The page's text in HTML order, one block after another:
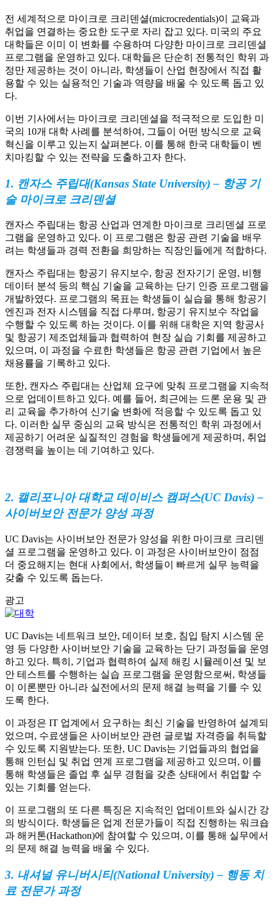
전 세계적으로 마이크로 크리덴셜(microcredentials)이 교육과
취업을 연결하는 중요한 도구로 자리 잡고 있다. 미국의 주요
대학들은 이미 이 변화를 수용하며 다양한 마이크로 크리덴셜
프로그램을 운영하고 있다. 대학들은 단순히 전통적인 학위 과
정만 제공하는 것이 아니라, 학생들이 산업 현장에서 직접 활
용할 수 있는 실용적인 기술과 역량을 배울 수 있도록 돕고 있
다.
이번 기사에서는 마이크로 크리덴셜을 적극적으로 도입한 미
국의 10개 대학 사례를 분석하여, 그들이 어떤 방식으로 교육
혁신을 이루고 있는지 살펴본다. 이를 통해 한국 대학들이 벤
치마킹할 수 있는 전략을 도출하고자 한다.
1. 캔자스 주립대(Kansas State University) – 항공 기
술 마이크로 크리덴셜
캔자스 주립대는 항공 산업과 연계한 마이크로 크리덴셜 프로
그램을 운영하고 있다. 이 프로그램은 항공 관련 기술을 배우
려는 학생들과 경력 전환을 희망하는 직장인들에게 적합하다.
캔자스 주립대는 항공기 유지보수, 항공 전자기기 운영, 비행
데이터 분석 등의 핵심 기술을 교육하는 단기 인증 프로그램을
개발하였다. 프로그램의 목표는 학생들이 실습을 통해 항공기
엔진과 전자 시스템을 직접 다루며, 항공기 유지보수 작업을
수행할 수 있도록 하는 것이다. 이를 위해 대학은 지역 항공사
및 항공기 제조업체들과 협력하여 현장 실습 기회를 제공하고
있으며, 이 과정을 수료한 학생들은 항공 관련 기업에서 높은
채용률을 기록하고 있다.
또한, 캔자스 주립대는 산업체 요구에 맞춰 프로그램을 지속적
으로 업데이트하고 있다. 예를 들어, 최근에는 드론 운용 및 관
리 교육을 추가하여 신기술 변화에 적응할 수 있도록 돕고 있
다. 이러한 실무 중심의 교육 방식은 전통적인 학위 과정에서
제공하기 어려운 실질적인 경험을 학생들에게 제공하며, 취업
경쟁력을 높이는 데 기여하고 있다.
2. 캘리포니아 대학교 데이비스 캠퍼스(UC Davis) –
사이버보안 전문가 양성 과정
UC Davis는 사이버보안 전문가 양성을 위한 마이크로 크리덴
셜 프로그램을 운영하고 있다. 이 과정은 사이버보안이 점점
더 중요해지는 현대 사회에서, 학생들이 빠르게 실무 능력을
갖출 수 있도록 돕는다.
광고
UC Davis는 네트워크 보안, 데이터 보호, 침입 탐지 시스템 운
영 등 다양한 사이버보안 기술을 교육하는 단기 과정들을 운영
하고 있다. 특히, 기업과 협력하여 실제 해킹 시뮬레이션 및 보
안 테스트를 수행하는 실습 프로그램을 운영함으로써, 학생들
이 이론뿐만 아니라 실전에서의 문제 해결 능력을 기를 수 있
도록 한다.
이 과정은 IT 업계에서 요구하는 최신 기술을 반영하여 설계되
었으며, 수료생들은 사이버보안 관련 글로벌 자격증을 취득할
수 있도록 지원받는다. 또한, UC Davis는 기업들과의 협업을
통해 인턴십 및 취업 연계 프로그램을 제공하고 있으며, 이를
통해 학생들은 졸업 후 실무 경험을 갖춘 상태에서 취업할 수
있는 기회를 얻는다.
이 프로그램의 또 다른 특징은 지속적인 업데이트와 실시간 강
의 방식이다. 학생들은 업계 전문가들이 직접 진행하는 워크숍
과 해커톤(Hackathon)에 참여할 수 있으며, 이를 통해 실무에서
의 문제 해결 능력을 배울 수 있다.
3. 내셔널 유니버시티(National University) – 행동 치
료 전문가 과정